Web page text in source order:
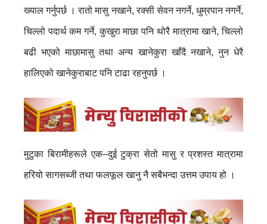
ख्याल गर्नुपर्छ । रातो मासु नखाने, रक्सी सेवन नगर्ने, धुम्रपान नगर्ने,
चिल्लो पदार्थ कम गर्ने, कुखुरा माछा पनि थोरै मात्रामा खाने, चिल्लो
बढी भएको माछामासु तथा अन्य खानेकुरा खाँदै नखाने, नुन धेरै
हालिएको खानेकुराबाट पनि टाढा रहनुपर्छ ।
मुटुका बिरामीहरूले एक–दुई टुक्रा सेतो मासु र प्रशस्त मात्रामा
हरियो सागसब्जी तथा फलफूल खानु नै सबैभन्दा उत्तम उपाय हो ।